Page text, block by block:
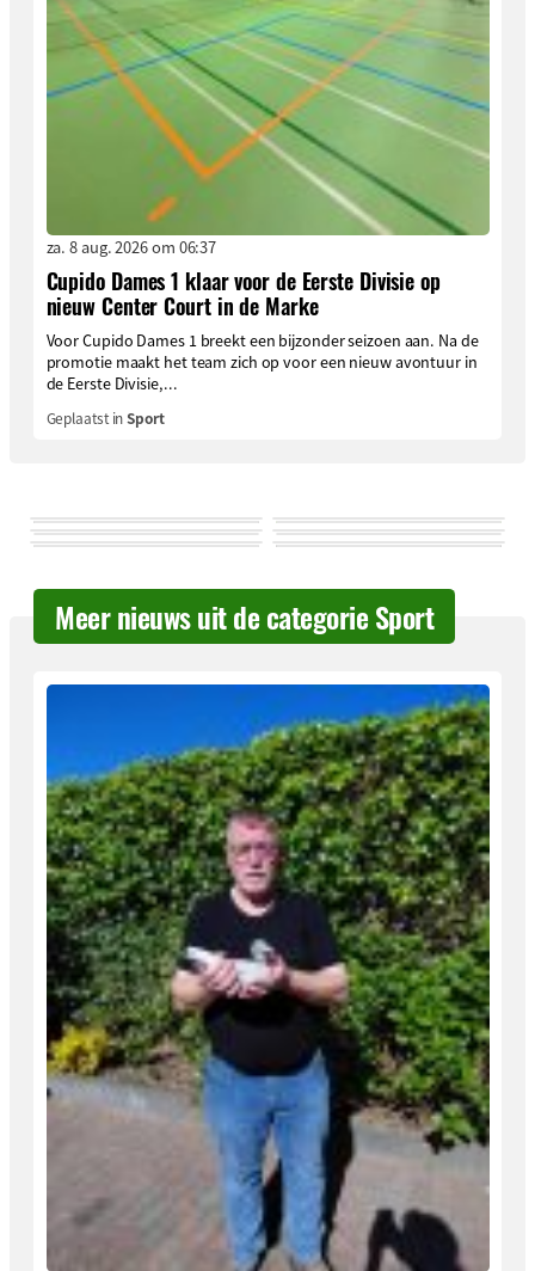
za. 8 aug. 2026 om 06:37
Cupido Dames 1 klaar voor de Eerste Divisie op
nieuw Center Court in de Marke
Voor Cupido Dames 1 breekt een bijzonder seizoen aan. Na de
promotie maakt het team zich op voor een nieuw avontuur in
de Eerste Divisie,...
Geplaatst inSport
Meer nieuws uit de categorie Sport